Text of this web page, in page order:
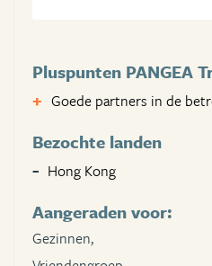
Pluspunten PANGEA
Goede partners in de
Bezochte landen
Hong Kong
Aangeraden voor:
Gezinnen,